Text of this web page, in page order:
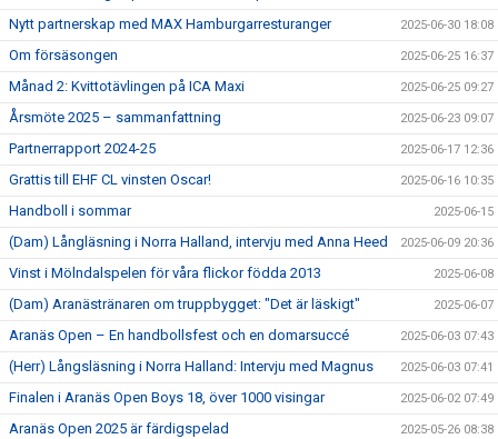
Nytt partnerskap med MAX Hamburgarresturanger 2025-06-30 18:08
Om försäsongen 2025-06-25 16:37
Månad 2: Kvittotävlingen på ICA Maxi 2025-06-25 09:27
Årsmöte 2025 – sammanfattning 2025-06-23 09:07
Partnerrapport 2024-25 2025-06-17 12:36
Grattis till EHF CL vinsten Oscar! 2025-06-16 10:35
Handboll i sommar 2025-06-15
(Dam) Långläsning i Norra Halland, intervju med Anna Heed 2025-06-09 20:36
Vinst i Mölndalspelen för våra flickor födda 2013 2025-06-08
(Dam) Aranästränaren om truppbygget: "Det är läskigt" 2025-06-07
Aranäs Open – En handbollsfest och en domarsuccé 2025-06-03 07:43
(Herr) Långsläsning i Norra Halland: Intervju med Magnus 2025-06-03 07:41
Finalen i Aranäs Open Boys 18, över 1000 visingar 2025-06-02 07:49
Aranäs Open 2025 är färdigspelad 2025-05-26 08:38